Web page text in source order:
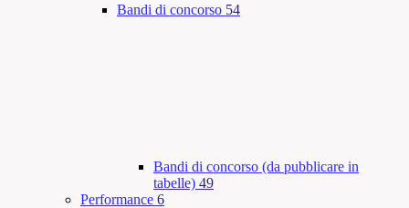
Bandi di concorso 54
Bandi di concorso (da pubblicare in
tabelle) 49
Performance 6